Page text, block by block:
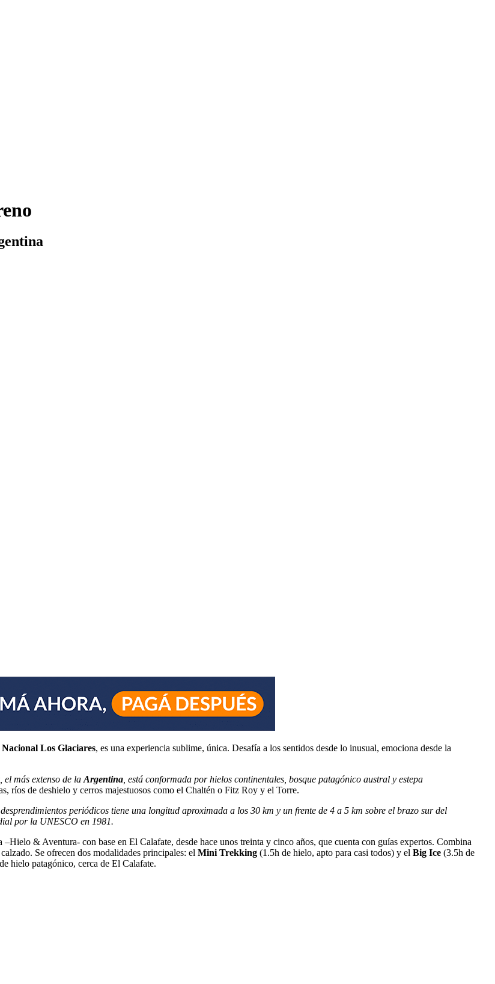
Los Glaciares, es una experiencia sublime, única. Desafía a los sentidos desde lo inusual, emociona desde la
, el más extenso de la Argentina , está conformada por hielos continentales, bosque patagónico austral y estepa
ríos de deshielo y cerros majestuosos como el Chaltén o Fitz Roy y el Torre.
periódicos tiene una longitud aproximada a los 30 km y un frente de 4 a 5 km sobre el brazo sur del
por la UNESCO en 1981.
& Aventura- con base en El Calafate, desde hace unos treinta y cinco años, que cuenta con guías expertos. Combina
Se ofrecen dos modalidades principales: el Mini Trekking (1.5h de hielo, apto para casi todos) y el Big Ice (3.5h de
hielo patagónico, cerca de El Calafate.